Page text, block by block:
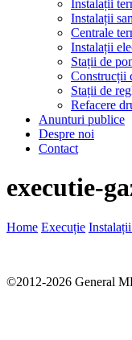
Instalații
Instalații
Centrale
Instalații
Stații de
Construcții
Stații de
Refacere
Anunturi publice
Despre noi
Contact
executie-
Home Execuție
©2012-2026 General